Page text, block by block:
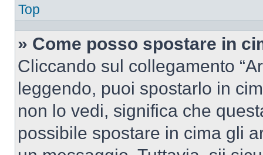
Top
» Come posso spostare in
Cliccando sul collegamento
leggendo, puoi spostarlo in
non lo vedi, significa che
possibile spostare in cima gli